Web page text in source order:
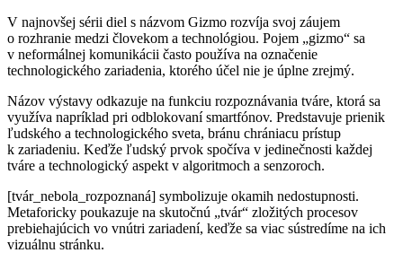
V najnovšej sérii diel s názvom Gizmo rozvíja svoj záujem
o rozhranie medzi človekom a technológiou. Pojem „gizmo“ sa
v neformálnej komunikácii často používa na označenie
technologického zariadenia, ktorého účel nie je úplne zrejmý.
Názov výstavy odkazuje na funkciu rozpoznávania tváre, ktorá sa
využíva napríklad pri odblokovaní smartfónov. Predstavuje prienik
ľudského a technologického sveta, bránu chrániacu prístup
k zariadeniu. Keďže ľudský prvok spočíva v jedinečnosti každej
tváre a technologický aspekt v algoritmoch a senzoroch.
[tvár_nebola_rozpoznaná] symbolizuje okamih nedostupnosti.
Metaforicky poukazuje na skutočnú „tvár“ zložitých procesov
prebiehajúcich vo vnútri zariadení, keďže sa viac sústredíme na ich
vizuálnu stránku.